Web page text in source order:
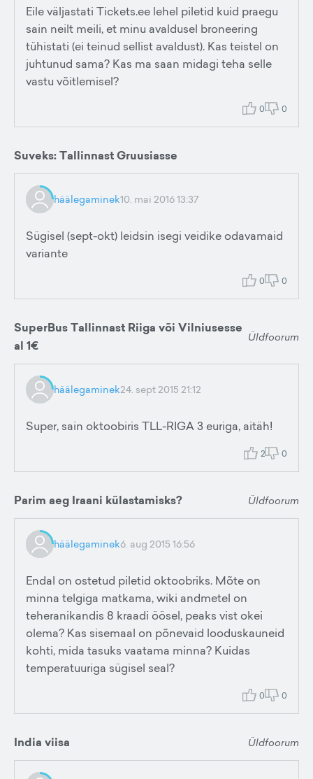
Eile väljastati Tickets.ee lehel piletid kuid praegu
sain neilt meili, et minu avaldusel broneering
tühistati (ei teinud sellist avaldust). Kas teistel on
juhtunud sama? Kas ma saan midagi teha selle
vastu võitlemisel?
0 0
Suveks: Tallinnast Gruusiasse
häälegaminek10. mai 2016 13:37
Sügisel (sept-okt) leidsin isegi veidike odavamaid
variante
0 0
SuperBus Tallinnast Riiga või Vilniusesse
al 1€
Üldfoorum
häälegaminek24. sept 2015 21:12
Super, sain oktoobiris TLL-RIGA 3 euriga, aitäh!
2 0
Parim aeg Iraani külastamisks? Üldfoorum
häälegaminek6. aug 2015 16:56
Endal on ostetud piletid oktoobriks. Mõte on
minna telgiga matkama, wiki andmetel on
teheranikandis 8 kraadi öösel, peaks vist okei
olema? Kas sisemaal on põnevaid looduskauneid
kohti, mida tasuks vaatama minna? Kuidas
temperatuuriga sügisel seal?
0 0
India viisa Üldfoorum